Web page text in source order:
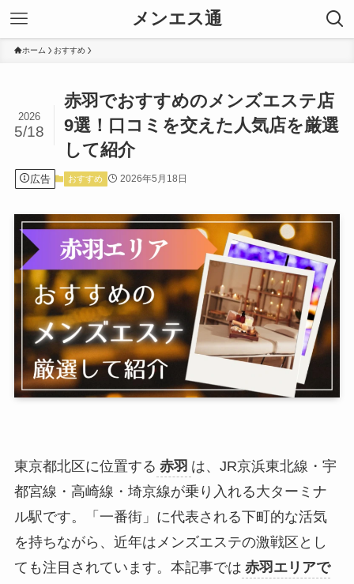
メンエス通
ホーム おすすめ
赤羽でおすすめのメンズエステ店
9選！口コミを交えた人気店を厳選
して紹介
2026
5/18
広告 おすすめ 2026年5月18日
東京都北区に位置する 赤羽 は、JR京浜東北線・宇
都宮線・高崎線・埼京線が乗り入れる大ターミナ
ル駅です。「一番街」に代表される下町的な活気
を持ちながら、近年はメンズエステの激戦区とし
ても注目されています。本記事では 赤羽エリアで